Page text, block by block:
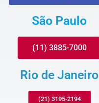
São Paulo
(11) 3885-7000
Rio de Janeiro
(21) 3195-2194